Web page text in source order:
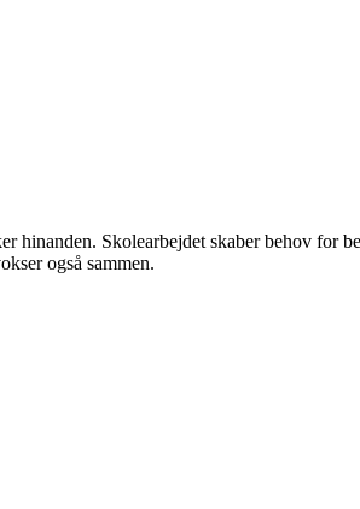
hinanden. Skolearbejdet skaber behov
også sammen.